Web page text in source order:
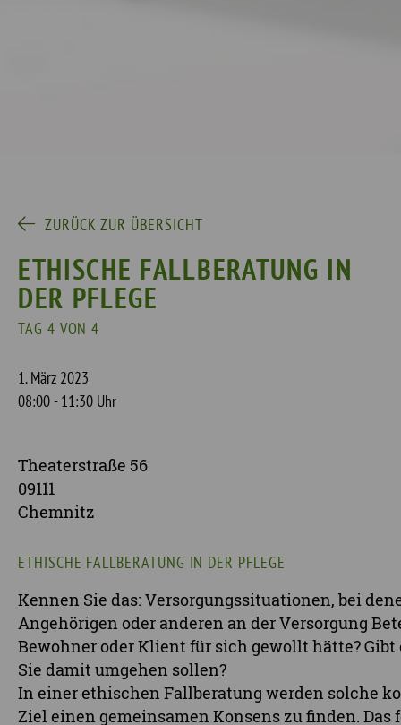
ZURÜCK ZUR ÜBERSICHT
ETHISCHE FALLBERATUNG IN
DER PFLEGE
TAG 4 VON 4
1. März 2023
08:00 - 11:30 Uhr
Theaterstraße 56
09111
Chemnitz
ETHISCHE FALLBERATUNG IN DER PFLEGE
Kennen Sie das: Versorgungssituationen, bei
Angehörigen oder anderen an der Versorgung
Bewohner oder Klient für sich gewollt hätte?
Sie damit umgehen sollen?
In einer ethischen Fallberatung werden solche
Ziel einen gemeinsamen Konsens zu finden.